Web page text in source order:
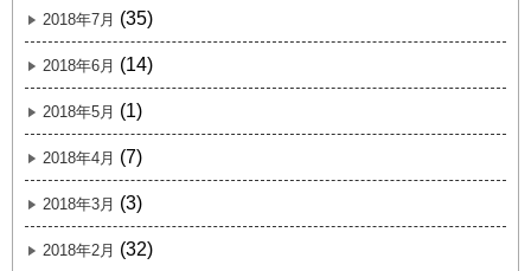
2018年7月 (35)
2018年6月 (14)
2018年5月 (1)
2018年4月 (7)
2018年3月 (3)
2018年2月 (32)